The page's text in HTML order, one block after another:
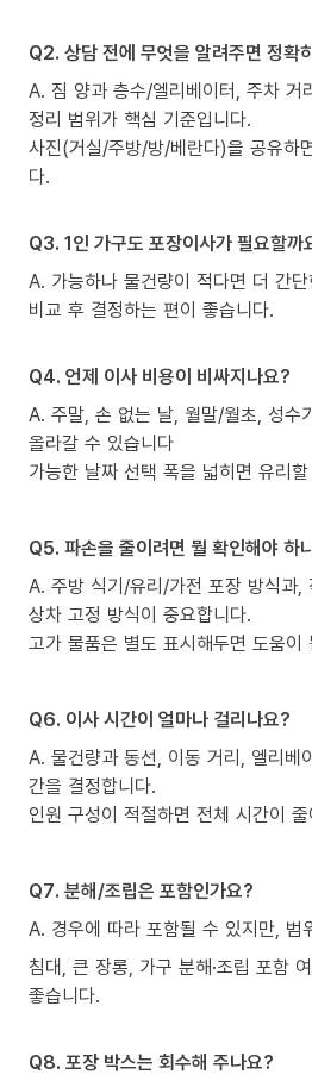
Q2. 상담 전에 무엇을 알려주면 정확
A. 짐 양과 층수/엘리베이터, 주차 거
정리 범위가 핵심 기준입니다.
사진(거실/주방/방/베란다)을 공유하
다.
Q3. 1인 가구도 포장이사가 필요할까
A. 가능하나 물건량이 적다면 더 간
비교 후 결정하는 편이 좋습니다.
Q4. 언제 이사 비용이 비싸지나요?
A. 주말, 손 없는 날, 월말/월초, 성수
올라갈 수 있습니다
가능한 날짜 선택 폭을 넓히면 유리
Q5. 파손을 줄이려면 뭘 확인해야 하
A. 주방 식기/유리/가전 포장 방식과,
상차 고정 방식이 중요합니다.
고가 물품은 별도 표시해두면 도움이
Q6. 이사 시간이 얼마나 걸리나요?
A. 물건량과 동선, 이동 거리, 엘리베
간을 결정합니다.
인원 구성이 적절하면 전체 시간이
Q7. 분해/조립은 포함인가요?
A. 경우에 따라 포함될 수 있지만, 범
침대, 큰 장롱, 가구 분해·조립 포함
좋습니다.
Q8. 포장 박스는 회수해 주나요?